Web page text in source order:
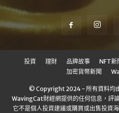
投資 理財 品牌故事 NFT新
加密貨幣新聞
© Copyright 2024 - 所有資料均
WavingCat財經網提供的任何信息，評
它不是個人投資建議或購買或出售投資